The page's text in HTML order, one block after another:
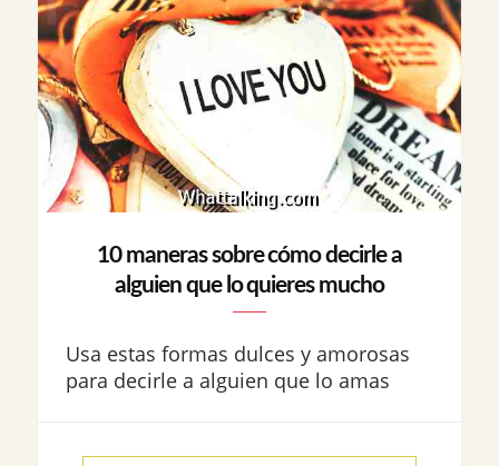
10 maneras sobre cómo decirle a
alguien que lo quieres mucho
Usa estas formas dulces y amorosas
para decirle a alguien que lo amas